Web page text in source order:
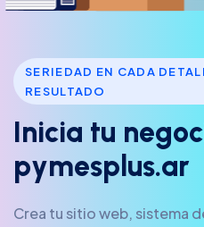
SERIEDAD EN CADA
RESULTADO
Inicia tu negoc
pymesp us.ar
Crea tu sitio web, sistema